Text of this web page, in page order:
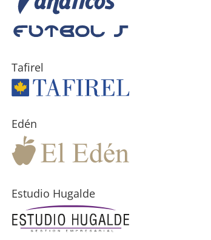
Tafirel
Edén
Estudio Hugalde